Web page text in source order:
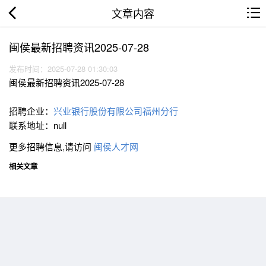
文章内容
闽侯最新招聘资讯2025-07-28
发布时间：2025-07-28 01:30:03
闽侯最新招聘资讯2025-07-28
招聘企业： 兴业银行股份有限公司福州分行
联系地址：null
更多招聘信息,请访问 闽侯人才网
相关文章